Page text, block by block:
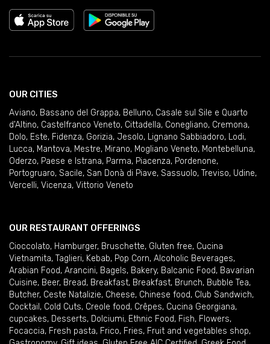
OUR CITIES
Aviano, Bassano del Grappa, Belluno, Casale sul Sile e Quarto
d'Altino, Castelfranco Veneto, Cittadella, Conegliano, Cremona,
Dolo, Este, Fidenza, Gorizia, Jesolo, Lignano Sabbiadoro, Lodi,
Lucca, Mantova, Mestre, Mirano, Mogliano Veneto, Montebelluna,
Oderzo, Paese e Istrana, Parma, Piacenza, Pordenone,
Portogruaro, Sacile, San Donà di Piave, Sassuolo, Treviso, Udine,
Vercelli, Vicenza, Vittorio Veneto
OUR RESTAURANT OFFERINGS
Cioccolato, Hamburger, Bruschette, Gluten free, Cucina
Vietnamita, Taglieri, Kebab, Pop Corn, Alcoholic Beverages,
Arabian Food, Arancini, Bagels, Bakery, Balcanic Food, Bavarian
Cuisine, Beer, Bread, Breakfast, Breakfast, Brunch, Bubble Tea,
Butcher, Ceste Natalizie, Cheese, Chinese food, Club Sandwich,
Cocktail , Cold Cuts, Creole food, Crêpes, Cucina Georgiana,
cupcakes, Desserts, Dolciumi, Ethnic Food, Fish, Flowers,
Focaccia, Fresh pasta, Frico, Fries, Fruit and vegetables shop,